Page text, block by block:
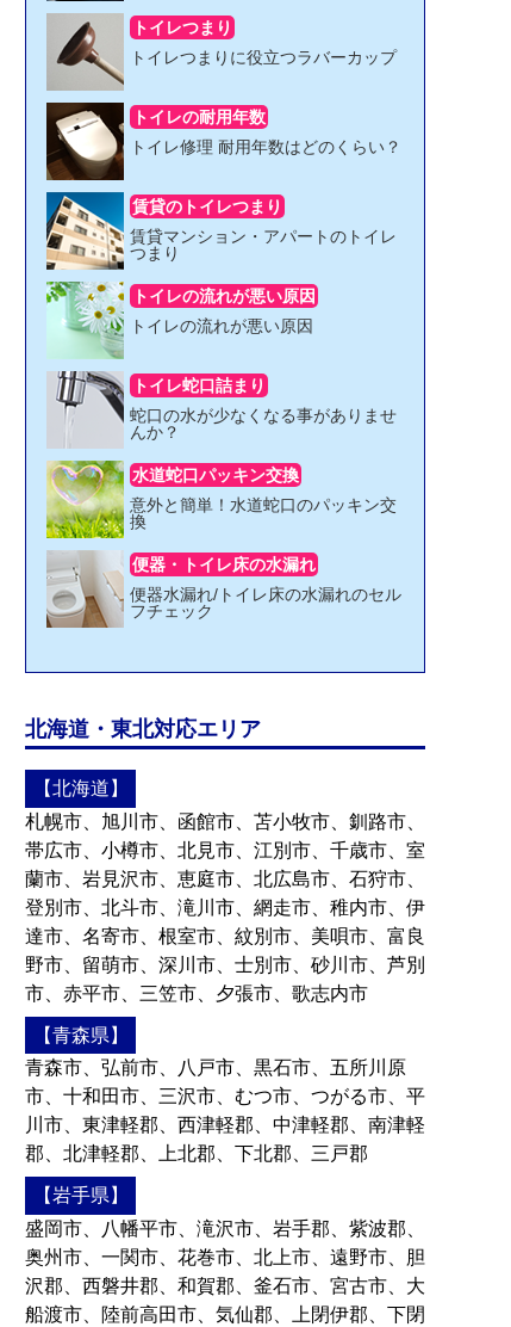
トイレつまり
トイレつまりに役立つラバーカップ
トイレの耐用年数
トイレ修理 耐用年数はどのくらい？
賃貸のトイレつまり
賃貸マンション・アパートのトイレ
つまり
トイレの流れが悪い原因
トイレの流れが悪い原因
トイレ蛇口詰まり
蛇口の水が少なくなる事がありませ
んか？
水道蛇口パッキン交換
意外と簡単！水道蛇口のパッキン交
換
便器・トイレ床の水漏れ
便器水漏れ/トイレ床の水漏れのセル
フチェック
北海道・東北対応エリア
【北海道】
札幌市、旭川市、函館市、苫小牧市、釧路市、
帯広市、小樽市、北見市、江別市、千歳市、室
蘭市、岩見沢市、恵庭市、北広島市、石狩市、
登別市、北斗市、滝川市、網走市、稚内市、伊
達市、名寄市、根室市、紋別市、美唄市、富良
野市、留萌市、深川市、士別市、砂川市、芦別
市、赤平市、三笠市、夕張市、歌志内市
【青森県】
青森市、弘前市、八戸市、黒石市、五所川原
市、十和田市、三沢市、むつ市、つがる市、平
川市、東津軽郡、西津軽郡、中津軽郡、南津軽
郡、北津軽郡、上北郡、下北郡、三戸郡
【岩手県】
盛岡市、八幡平市、滝沢市、岩手郡、紫波郡、
奥州市、一関市、花巻市、北上市、遠野市、胆
沢郡、西磐井郡、和賀郡、釜石市、宮古市、大
船渡市、陸前高田市、気仙郡、上閉伊郡、下閉